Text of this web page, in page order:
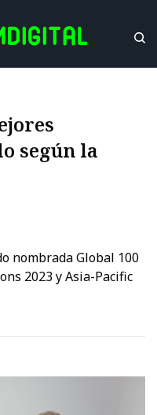
según la
nombrada Global 100
2023 y Asia-Pacific